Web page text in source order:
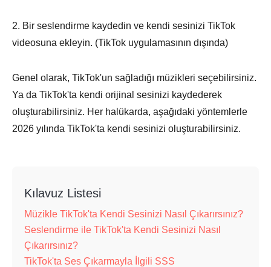
2. Bir seslendirme kaydedin ve kendi sesinizi TikTok
videosuna ekleyin. (TikTok uygulamasının dışında)
Genel olarak, TikTok'un sağladığı müzikleri seçebilirsiniz.
Ya da TikTok'ta kendi orijinal sesinizi kaydederek
oluşturabilirsiniz. Her halükarda, aşağıdaki yöntemlerle
2026 yılında TikTok'ta kendi sesinizi oluşturabilirsiniz.
Kılavuz Listesi
Müzikle TikTok'ta Kendi Sesinizi Nasıl Çıkarırsınız?
Seslendirme ile TikTok'ta Kendi Sesinizi Nasıl
Çıkarırsınız?
TikTok'ta Ses Çıkarmayla İlgili SSS